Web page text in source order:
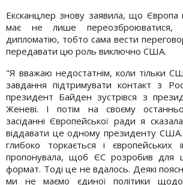
Ексканцлер знову заявила, що Європа
має не лише переозброюватися,
дипломатію, тобто сама вести
передавати цю роль виключно США.
"Я вважаю недостатнім, коли тільки
завдання підтримувати контакт з
президент Байден зустрівся з
Женеві. І потім на своєму
засіданні Європейської ради я
віддавати це одному президенту
глибоко торкається і європейських
пропонувала, щоб ЄС розробив для
формат. Тоді це не вдалось. Деякі
ми не маємо єдиної політики